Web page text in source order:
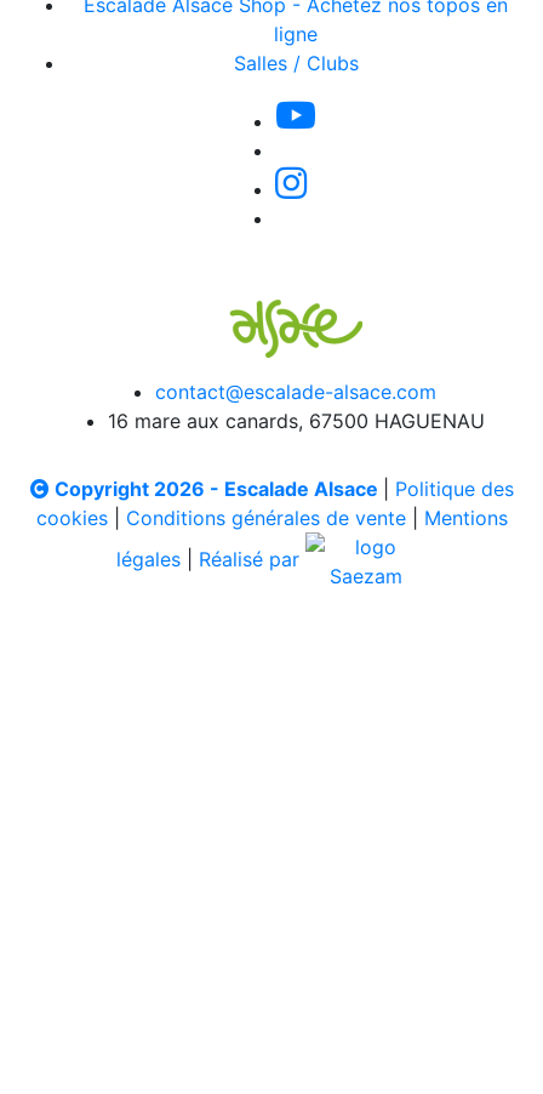
Escalade Alsace Shop - Achetez nos topos en
ligne
Salles / Clubs
contact@escalade-alsace.com
16 mare aux canards, 67500 HAGUENAU
Copyright 2026 - Escalade Alsace
Politique des
cookies| Conditions générales de vente| Mentions
légales
Réalisé par